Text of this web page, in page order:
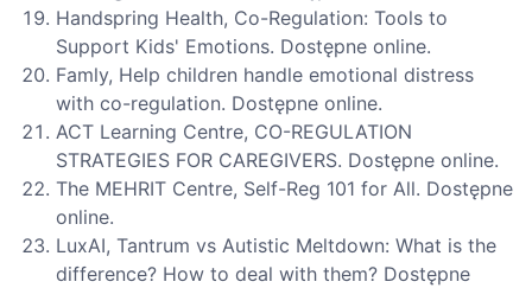
Handspring Health, Co-Regulation: Tools to
Support Kids' Emotions. Dostępne online.
Famly, Help children handle emotional distress
with co-regulation. Dostępne online.
ACT Learning Centre, CO-REGULATION
STRATEGIES FOR CAREGIVERS. Dostępne online.
The MEHRIT Centre, Self-Reg 101 for All. Dostępne
online.
LuxAI, Tantrum vs Autistic Meltdown: What is the
difference? How to deal with them? Dostępne